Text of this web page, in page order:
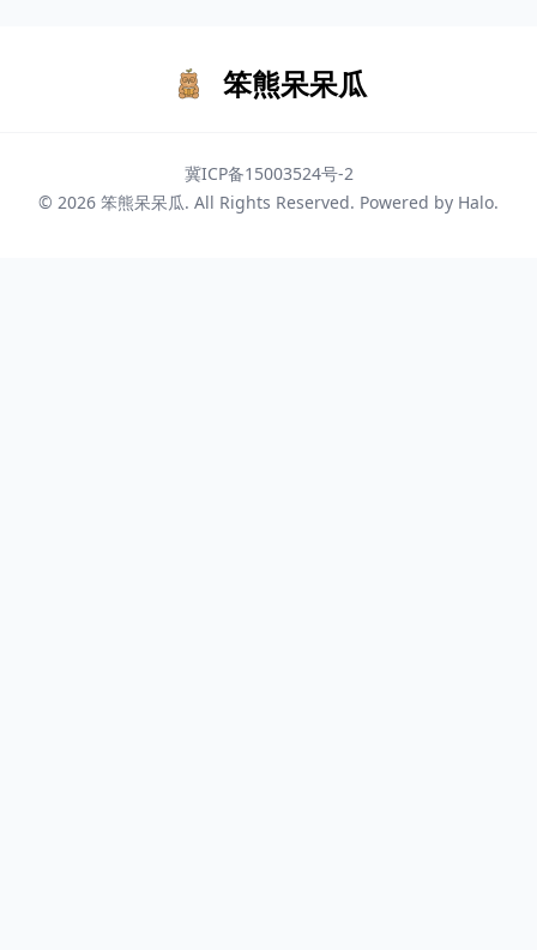
笨熊呆呆瓜
冀ICP备15003524号-2
© 2026 笨熊呆呆瓜. All Rights Reserved. Powered by Halo.